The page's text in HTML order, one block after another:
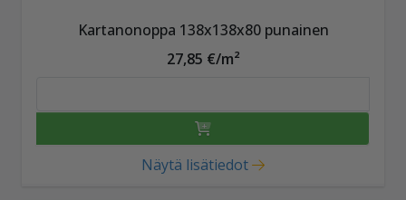
Kartanonoppa 138x138x80 punainen
27,85 €/m²
Näytä lisätiedot